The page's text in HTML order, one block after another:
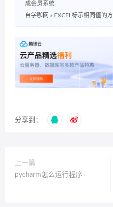
成会员系统
自学咖网 » EXCEL标示相同值的
分享到：
上一篇
pycharm怎么运行程序